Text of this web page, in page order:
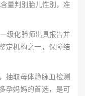
量判别胎儿性别，准
级化验师出具报告并
定机构之一，保障结
取母体静脉血检测
孕妈妈的首选，是可